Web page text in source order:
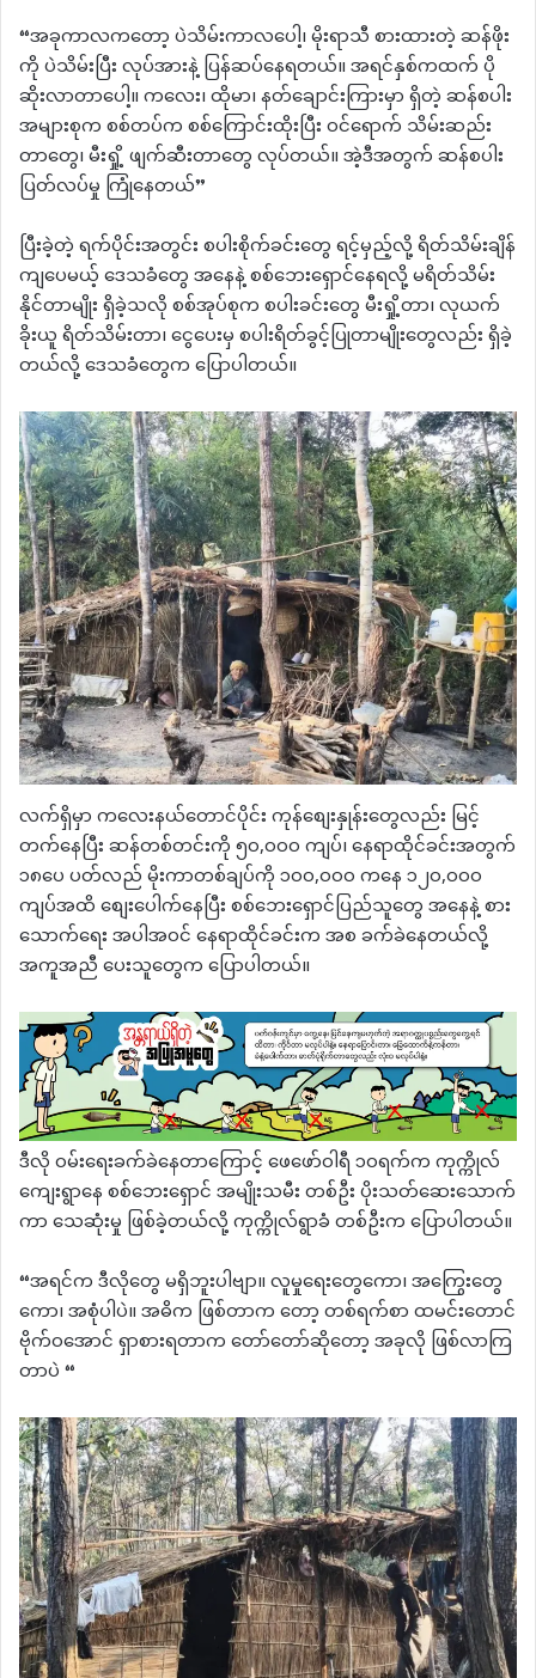
“အခုကာလကတော့ ပဲသိမ်းကာလပေါ့၊ မိုးရာသီ စားထားတဲ့ ဆန်ဖိုး
ကို ပဲသိမ်းပြီး လုပ်အားနဲ့ ပြန်ဆပ်နေရတယ်။ အရင်နှစ်ကထက် ပို
ဆိုးလာတာပေါ့။ ကလေး၊ ထိုမာ၊ နတ်ချောင်းကြားမှာ ရှိတဲ့ ဆန်စပါး
အများစုက ‌စစ်တပ်က စစ်ကြောင်းထိုးပြီး ဝင်ရောက် သိမ်းဆည်း
တာတွေ၊ မီးရှို့ ဖျက်ဆီးတာတွေ လုပ်တယ်။ အဲ့ဒီအတွက် ဆန်စပါး
ပြတ်လပ်မှု ကြုံနေတယ်”
ပြီးခဲ့တဲ့ ရက်ပိုင်းအတွင်း စပါးစိုက်ခင်းတွေ ရင့်မှည့်လို့ ရိတ်သိမ်းချိန်
ကျပေမယ့် ဒေသခံတွေ အနေနဲ့ စစ်ဘေးရှောင်နေရလို့ မရိတ်သိမ်း
နိုင်တာမျိုး ရှိခဲ့သလို စစ်အုပ်စုက စပါးခင်းတွေ မီးရှို့တာ၊ လုယက်
ခိုးယူ ရိတ်သိမ်းတာ၊ ငွေပေးမှ စပါးရိတ်ခွင့်ပြုတာမျိုးတွေလည်း ရှိခဲ့
တယ်လို့ ဒေသခံတွေက ပြောပါတယ်။
လက်ရှိမှာ ကလေးနယ်တောင်ပိုင်း ကုန်စျေးနှုန်းတွေလည်း မြင့်
တက်နေပြီး ဆန်တစ်တင်းကို ၅၀,၀၀၀ ကျပ်၊ နေရာထိုင်ခင်းအတွက်
၁၈ပေ ပတ်လည် မိုးကာတစ်ချပ်ကို ၁၀၀,၀၀၀ ကနေ ၁၂၀,၀၀၀
ကျပ်အထိ စျေးပေါက်နေပြီး စစ်ဘေးရှောင်ပြည်သူတွေ အနေနဲ့ စား
သောက်ရေး အပါအဝင် နေရာထိုင်ခင်းက အစ ခက်ခဲနေတယ်လို့
အကူအညီ ပေးသူတွေက ပြောပါတယ်။
ဒီလို ဝမ်းရေးခက်ခဲနေတာကြောင့် ဖေဖော်ဝါရီ ၁၀ရက်က ကုက္ကိုလ်
ကျေးရွာနေ စစ်ဘေးရှောင် အမျိုးသမီး တစ်ဦး ပိုးသတ်ဆေးသောက်
ကာ သေဆုံးမှု ဖြစ်ခဲ့တယ်လို့ ကုက္ကိုလ်ရွာခံ တစ်ဦးက ပြောပါတယ်။
“အရင်က ဒီလိုတွေ မရှိဘူးပါဗျာ။ လူမှုရေးတွေကော၊ အကြွေးတွေ
ကော၊ အစုံပါပဲ။ အဓိက ဖြစ်တာက တော့ တစ်ရက်စာ ထမင်းတောင်
ဗိုက်ဝအောင် ရှာစားရတာက တော်တော်ဆိုတော့ အခုလို ဖြစ်လာကြ
တာပဲ “